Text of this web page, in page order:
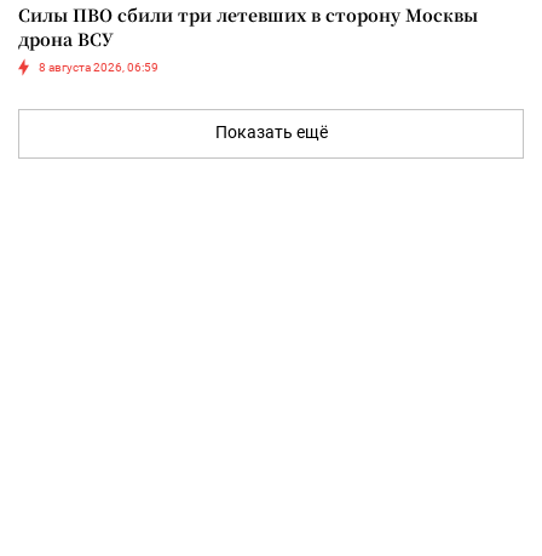
Силы ПВО сбили три летевших в сторону Москвы
дрона ВСУ
8 августа 2026, 06:59
Показать ещё